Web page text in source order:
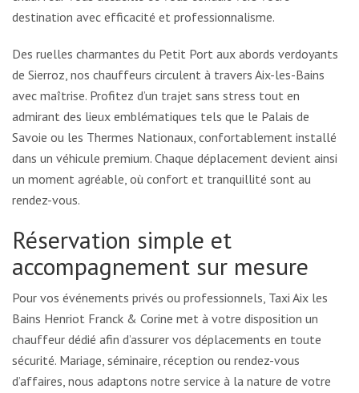
destination avec efficacité et professionnalisme.
Des ruelles charmantes du Petit Port aux abords verdoyants
de Sierroz, nos chauffeurs circulent à travers Aix-les-Bains
avec maîtrise. Profitez d’un trajet sans stress tout en
admirant des lieux emblématiques tels que le Palais de
Savoie ou les Thermes Nationaux, confortablement installé
dans un véhicule premium. Chaque déplacement devient ainsi
un moment agréable, où confort et tranquillité sont au
rendez-vous.
Réservation simple et
accompagnement sur mesure
Pour vos événements privés ou professionnels, Taxi Aix les
Bains Henriot Franck & Corine met à votre disposition un
chauffeur dédié afin d’assurer vos déplacements en toute
sécurité. Mariage, séminaire, réception ou rendez-vous
d’affaires, nous adaptons notre service à la nature de votre